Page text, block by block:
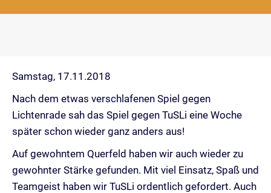
Samstag, 17.11.2018
Nach dem etwas verschlafenen Spiel gegen
Lichtenrade sah das Spiel gegen TuSLi eine Woche
später schon wieder ganz anders aus!
Auf gewohntem Querfeld haben wir auch wieder zu
gewohnter Stärke gefunden. Mit viel Einsatz, Spaß und
Teamgeist haben wir TuSLi ordentlich gefordert. Auch